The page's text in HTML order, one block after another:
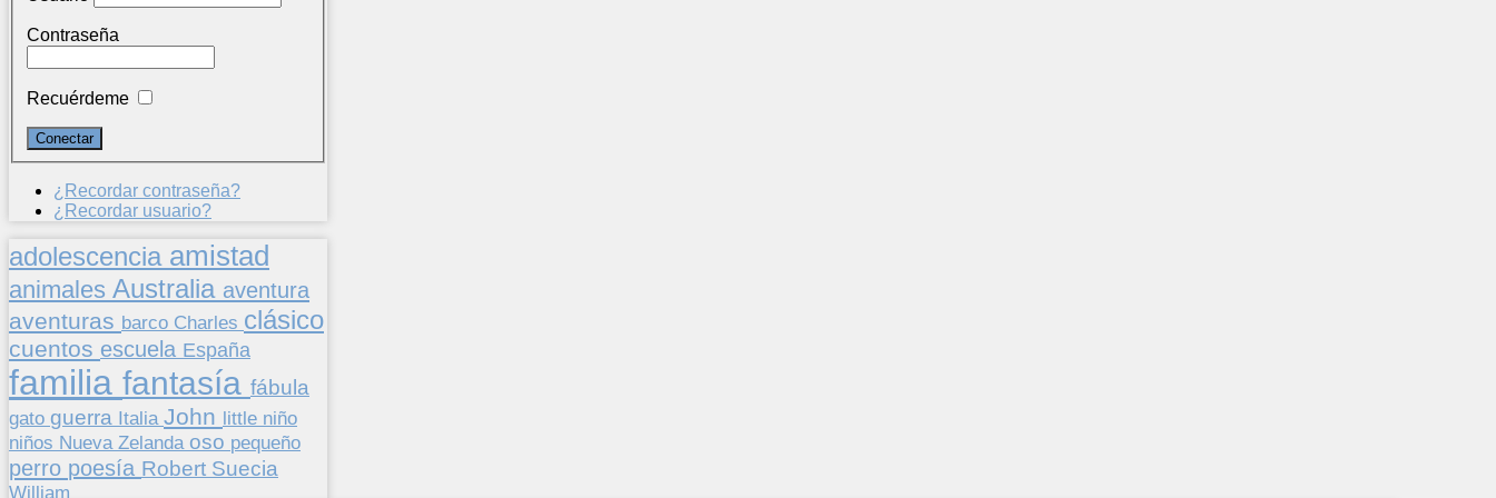
Contraseña
Recuérdeme
¿Recordar contraseña?
¿Recordar usuario?
adolescencia amistad
animales Australia aventura
aventuras barco Charles clásico
cuentos escuela España
familia fantasía fábula
gato guerra Italia John little niño
niños Nueva Zelanda oso pequeño
perro poesía Robert Suecia
William